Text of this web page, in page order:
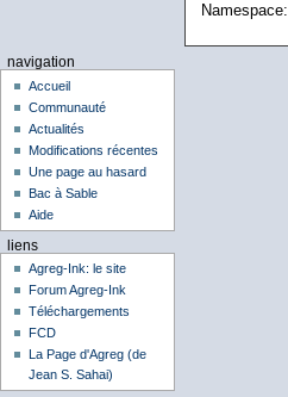
Namespace:
navigation
Accueil
Communauté
Actualités
Modifications récentes
Une page au hasard
Bac à Sable
Aide
liens
Agreg-Ink: le site
Forum Agreg-Ink
Téléchargements
FCD
La Page d'Agreg (de
Jean S. Sahai)